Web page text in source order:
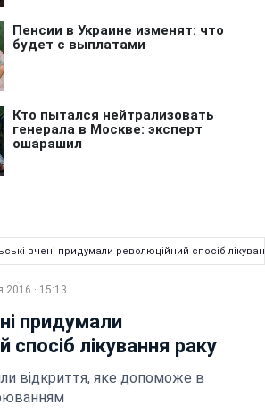
вчені придумали революційний спосіб
2016 · 15:13
придумали
спосіб лікування раку
відкриття, яке допоможе в